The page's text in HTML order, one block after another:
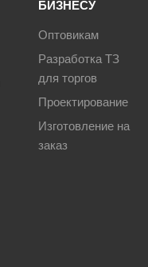
БИЗНЕСУ
Оптовикам
Разработка ТЗ
для торгов
Проектирование
Изготовление на
заказ